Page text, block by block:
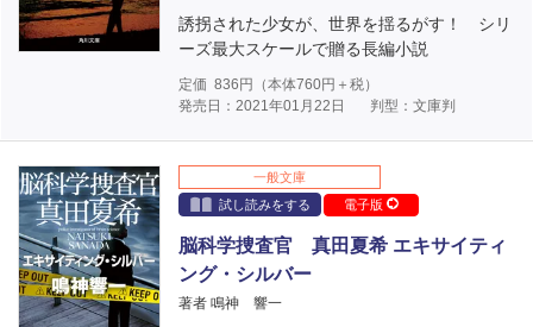
誘拐された少女が、世界を揺るがす！ シリ
ーズ最大スケールで贈る長編小説
定価 836 円（本体760円＋税）
発売日：2021年01月22日
判型：文庫判
一般文庫
試し読みをする
電子版
脳科学捜査官 真田夏希 エキサイティ
ング・シルバー
著者 鳴神 響一